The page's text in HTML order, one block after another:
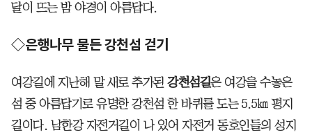
달이 뜨는 밤 야경이 아름답다.
◇은행나무 물든 강천섬 걷기
여강길에 지난해 말 새로 추가된 강천섬길은 여강을 수놓은
섬 중 아름답기로 유명한 강천섬 한 바퀴를 도는 5.5㎞ 평지
길이다. 남한강 자전거길이 나 있어 자전거 동호인들의 성지